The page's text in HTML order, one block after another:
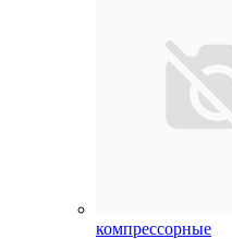
компрессорные